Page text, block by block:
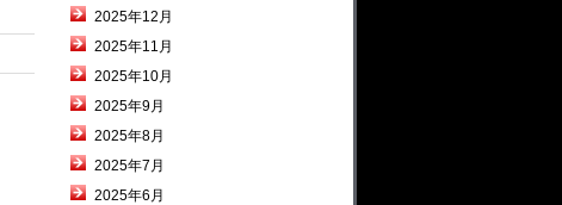
2025年12月
2025年11月
2025年10月
2025年9月
2025年8月
2025年7月
2025年6月